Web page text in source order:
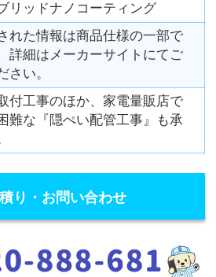
リッドナノコーティング
れた情報は商品仕様の一部で
詳細はメーカーサイトにてご
さい。
付工事のほか、家電量販店で
難な『隠ぺい配管工事』も承
り・お問い合わせ